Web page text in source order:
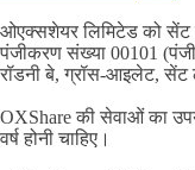
ओएक्सशेयर लिमिटेड को सेंट
पंजीकरण संख्या 00101
रॉडनी बे, ग्रॉस-आइलेट, सेंट
OXShare की सेवाओं का
वर्ष होनी चाहिए।